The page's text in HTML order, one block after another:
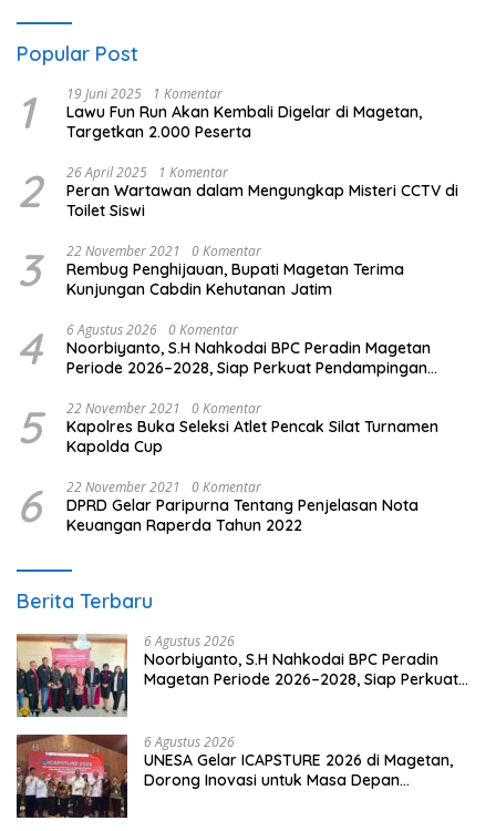
Popular Post
1 19 Juni 2025 1 Komentar
Lawu Fun Run Akan Kembali Digelar di Magetan,
Targetkan 2.000 Peserta
2 26 April 2025 1 Komentar
Peran Wartawan dalam Mengungkap Misteri CCTV di
Toilet Siswi
3 22 November 2021 0 Komentar
Rembug Penghijauan, Bupati Magetan Terima
Kunjungan Cabdin Kehutanan Jatim
4 6 Agustus 2026 0 Komentar
Noorbiyanto, S.H Nahkodai BPC Peradin Magetan
Periode 2026–2028, Siap Perkuat Pendampingan
5 22 November 2021 0 Komentar
Kapolres Buka Seleksi Atlet Pencak Silat Turnamen
Kapolda Cup
6 22 November 2021 0 Komentar
DPRD Gelar Paripurna Tentang Penjelasan Nota
Keuangan Raperda Tahun 2022
Berita Terbaru
6 Agustus 2026
Noorbiyanto, S.H Nahkodai BPC Peradin
Magetan Periode 2026–2028, Siap Perkuat
6 Agustus 2026
UNESA Gelar ICAPSTURE 2026 di Magetan,
Dorong Inovasi untuk Masa Depan